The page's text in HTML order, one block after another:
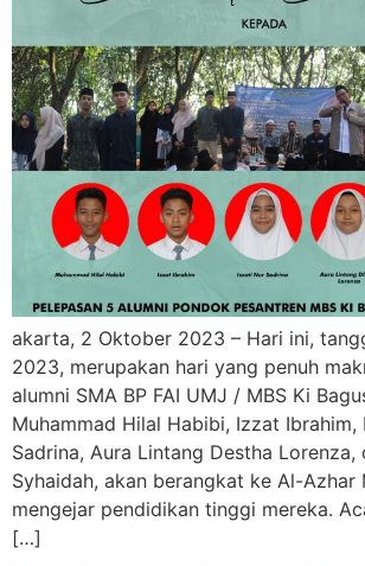
akarta, 2 Oktober 2023 – Hari ini,
2023, merupakan hari yang penuh
alumni SMA BP FAI UMJ / MBS Ki
Muhammad Hilal Habibi, Izzat Ibrahim,
Sadrina, Aura Lintang Destha Lorenza,
Syhaidah, akan berangkat ke Al-Azhar
mengejar pendidikan tinggi mereka.
[…]